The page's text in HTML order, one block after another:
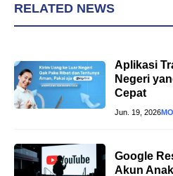
RELATED NEWS
Aplikasi
Negeri
Cepat
Jun. 19, 2026
Google
Akun